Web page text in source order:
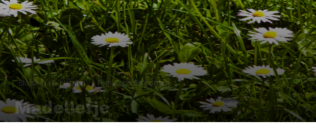
Bloemen en planten Perk- & borderplanten
Madeliefje